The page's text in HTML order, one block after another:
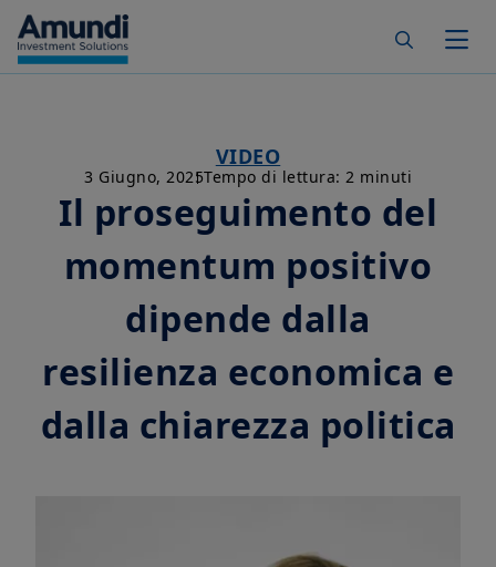
Skip to main content
VIDEO
3 Giugno, 2025Tempo di lettura: 2 minuti
Il proseguimento del
momentum positivo
dipende dalla
resilienza economica e
dalla chiarezza politica